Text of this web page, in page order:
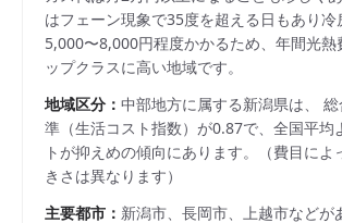
はフェーン現象で35度を超える日もあり冷
5,000〜8,000円程度かかるため、年間光熱
ップクラスに高い地域です。
地域区分： 中部地方に属する新潟県は、
準（生活コスト指数）が0.87で、 全国平均
トが抑えめの傾向にあります。
（費目に
きさは異なります）
主要都市： 新潟市、長岡市、上越市などが